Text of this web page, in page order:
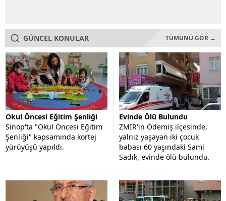
GÜNCEL KONULAR TÜMÜNÜ GÖR →
Okul Öncesi Eğitim Şenliği
Sinop'ta "Okul Öncesi Eğitim
Şenliği" kapsamında kortej
yürüyüşü yapıldı.
Evinde Ölü Bulundu
ZMİR'in Ödemiş ilçesinde,
yalnız yaşayan iki çocuk
babası 60 yaşındaki Sami
Sadık, evinde ölü bulundu.